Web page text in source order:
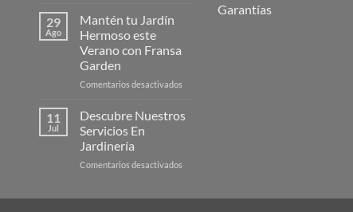
29
Ago
Mantén tu Jardín
Hermoso este
Verano con Fransa
Garden
Comentarios desactivados
Jardín
11
Jul
Descubre Nuestros
Servicios En
Jardinería
Comentarios desactivados
Garantías